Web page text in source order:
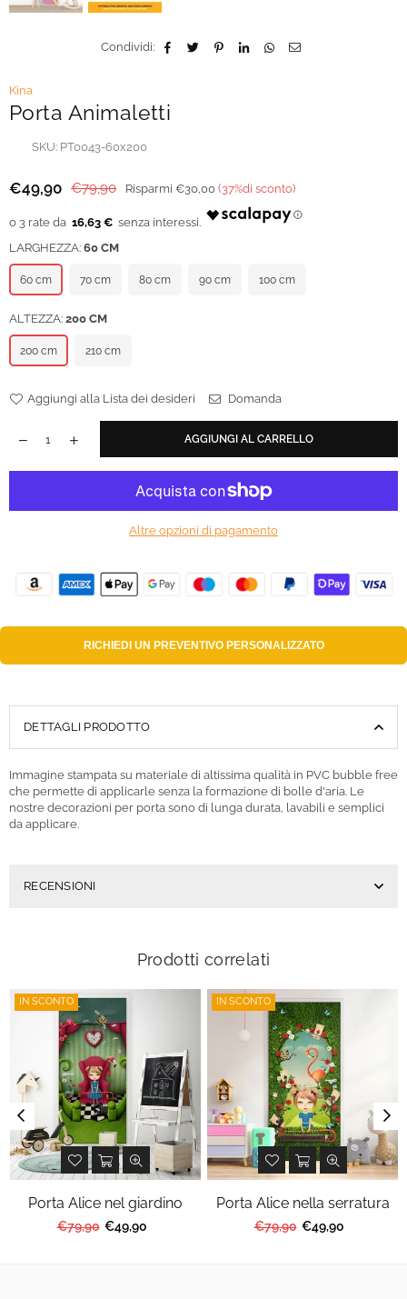
Condividi:
Kina
Porta Animaletti
SKU: PT0043-60x200
Prezzo
€49,90 €79,90 Risparmi €30,00 (37%di sconto)
16,63 €
LARGHEZZA: 60 CM
60 cm 70 cm 80 cm 90 cm 100 cm
ALTEZZA: 200 CM
200 cm 210 cm
Aggiungi alla Lista dei desideri Domanda
AGGIUNGI AL CARRELLO
Altre opzioni di pagamento
RICHIEDI UN PREVENTIVO PERSONALIZZATO
DETTAGLI PRODOTTO
Immagine stampata su materiale di altissima qualità in PVC bubble free
che permette di applicarle senza la formazione di bolle d'aria. Le
nostre decorazioni per porta sono di lunga durata, lavabili e semplici
da applicare.
RECENSIONI
Prodotti correlati
IN SCONTO
Porta Alice nel giardino
Prezzo
€79,90 €49,90
IN SCONTO
Porta Alice nella serratura
Prezzo
€79,90 €49,90